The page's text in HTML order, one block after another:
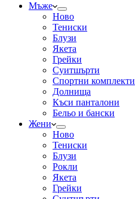
Мъже
Ново
Тениски
Блузи
Якета
Грейки
Суитшърти
Спортни комплекти
Долнища
Къси панталони
Бельо и бански
Жени
Ново
Тениски
Блузи
Рокли
Якета
Грейки